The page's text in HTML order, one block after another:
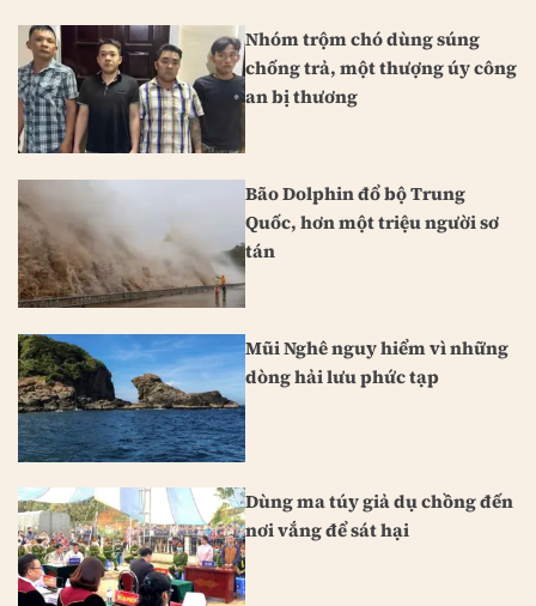
Nhóm trộm chó dùng súng
chống trả, một thượng úy công
an bị thương
Bão Dolphin đổ bộ Trung
Quốc, hơn một triệu người sơ
tán
Mũi Nghê nguy hiểm vì những
dòng hải lưu phức tạp
Dùng ma túy giả dụ chồng đến
nơi vắng để sát hại